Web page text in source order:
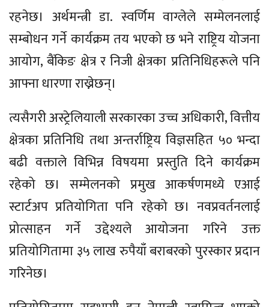
रहनेछ। अर्थमन्त्री डा. स्वर्णिम वाग्लेले सम्मेलनलाई
सम्बोधन गर्ने कार्यक्रम तय भएको छ भने राष्ट्रिय योजना
आयोग, बैंकिङ क्षेत्र र निजी क्षेत्रका प्रतिनिधिहरूले पनि
आफ्ना धारणा राख्नेछन्।
त्यसैगरी अस्ट्रेलियाली सरकारका उच्च अधिकारी, वित्तीय
क्षेत्रका प्रतिनिधि तथा अन्तर्राष्ट्रिय विज्ञसहित ५० भन्दा
बढी वक्ताले विभिन्न विषयमा प्रस्तुति दिने कार्यक्रम
रहेको छ। सम्मेलनको प्रमुख आकर्षणमध्ये एआई
स्टार्टअप प्रतियोगिता पनि रहेको छ। नवप्रवर्तनलाई
प्रोत्साहन गर्ने उद्देश्यले आयोजना गरिने उक्त
प्रतियोगितामा ३५ लाख रुपैयाँ बराबरको पुरस्कार प्रदान
गरिनेछ।